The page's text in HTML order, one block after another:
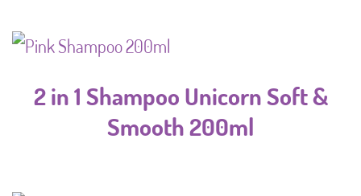
2 in 1 Shampoo Unicorn Soft &
Smooth 200ml